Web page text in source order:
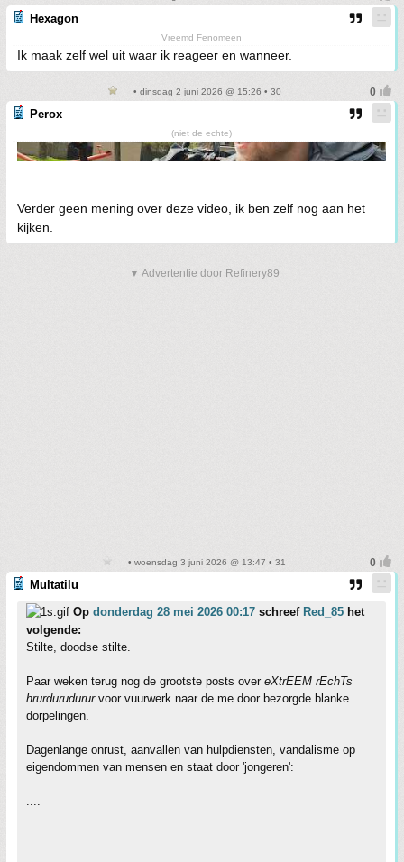
Hexagon
Vreemd Fenomeen
Ik maak zelf wel uit waar ik reageer en wanneer.
• dinsdag 2 juni 2026 @ 15:26 • 30
Perox
(niet de echte)
Verder geen mening over deze video, ik ben zelf nog aan het
kijken.
▼ Advertentie door Refinery89
• woensdag 3 juni 2026 @ 13:47 • 31
Multatilu
Op donderdag 28 mei 2026 00:17 schreef Red_85 het
volgende:
Stilte, doodse stilte.
Paar weken terug nog de grootste posts over eXtrEEM rEchTs
hrurdurudururvoor vuurwerk naar de me door bezorgde blanke
dorpelingen.
Dagenlange onrust, aanvallen van hulpdiensten, vandalisme op
eigendommen van mensen en staat door 'jongeren':
....
........